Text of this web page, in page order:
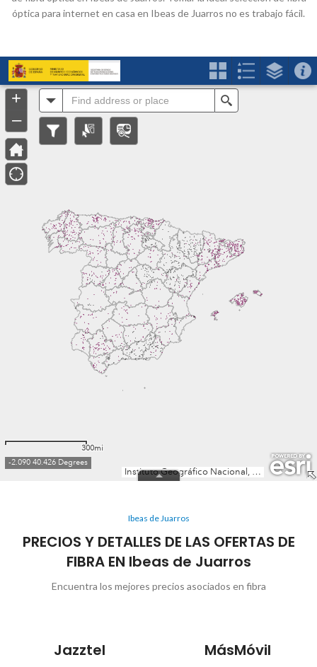
óptica para internet en casa en Ibeas de Juarros no es trabajo fácil.
Ibeas de Juarros
PRECIOS Y DETALLES DE LAS OFERTAS DE
FIBRA EN Ibeas de Juarros
Encuentra los mejores precios asociados en fibra
Jazztel MásMóvil